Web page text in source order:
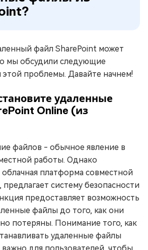
файл SharePoint может
мы обсудили следующие
проблемы. Давайте начнем!
удаленные
Online (из
файлов - обычное явление в
работы. Однако
платформа совместной
систему безопасности
предоставляет возможность
файлы до того, как они
потеряны. Понимание того, как
удаленные файлы